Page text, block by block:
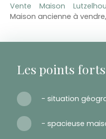
Vente Maison
Maison ancienne à
Les points forts
- situation